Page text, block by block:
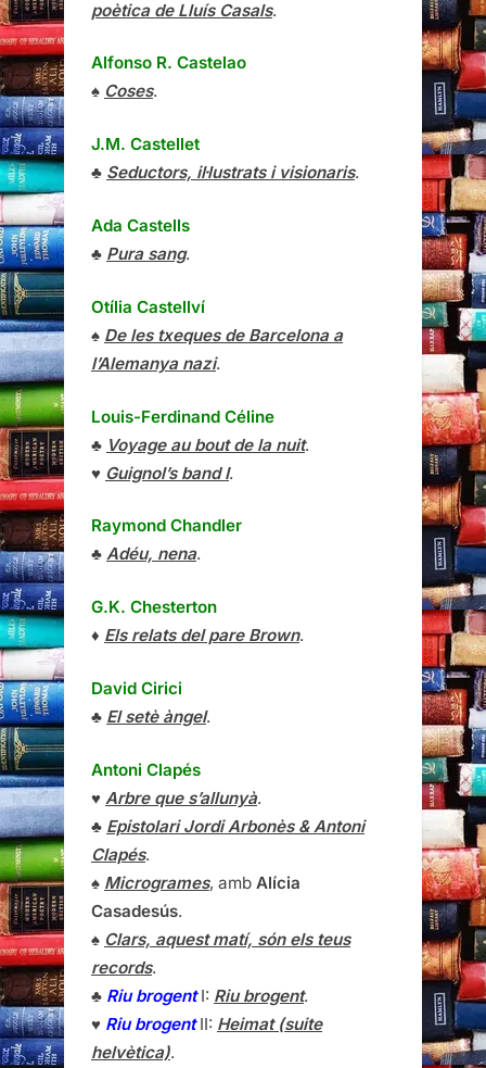
poètica de Lluís Casals.
Alfonso R. Castelao
♠ Coses.
J.M. Castellet
♣ Seductors, il·lustrats i visionaris.
Ada Castells
♣ Pura sang.
Otília Castellví
♠ De les txeques de Barcelona a
l’Alemanya nazi.
Louis-Ferdinand Céline
♣ Voyage au bout de la nuit.
♥ Guignol’s band I.
Raymond Chandler
♣ Adéu, nena.
G.K. Chesterton
♦ Els relats del pare Brown.
David Cirici
♣ El setè àngel.
Antoni Clapés
♥ Arbre que s’allunyà.
♣ Epistolari Jordi Arbonès & Antoni
Clapés.
♠ Microgrames, amb Alícia
Casadesús.
♠ Clars, aquest matí, són els teus
records.
♣ Riu brogentI: Riu brogent.
♥ Riu brogentII: Heimat (suite
helvètica).